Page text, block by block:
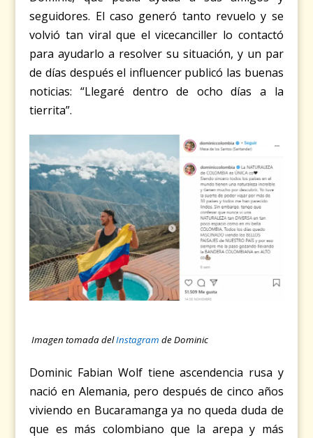
seguidores. El caso generó tanto revuelo y se
volvió tan viral que el vicecanciller lo contactó
para ayudarlo a resolver su situación, y un par
de días después el influencer publicó las buenas
noticias: “Llegaré dentro de ocho días a la
tierrita”.
Imagen tomada delInstagram de Dominic
Dominic Fabian Wolf tiene ascendencia rusa y
nació en Alemania, pero después de cinco años
viviendo en Bucaramanga ya no queda duda de
que es más colombiano que la arepa y más